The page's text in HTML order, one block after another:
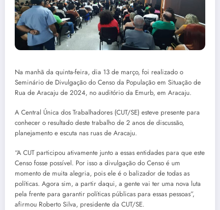
Na manhã da quinta-feira, dia 13 de março, foi realizado o
Seminário de Divulgação do Censo da População em Situação de
Rua de Aracaju de 2024, no auditório da Emurb, em Aracaju.
A Central Única dos Trabalhadores (CUT/SE) esteve presente para
conhecer o resultado deste trabalho de 2 anos de discussão,
planejamento e escuta nas ruas de Aracaju.
“A CUT participou ativamente junto a essas entidades para que este
Censo fosse possível. Por isso a divulgação do Censo é um
momento de muita alegria, pois ele é o balizador de todas as
políticas. Agora sim, a partir daqui, a gente vai ter uma nova luta
pela frente para garantir políticas públicas para essas pessoas”,
afirmou Roberto Silva, presidente da CUT/SE.